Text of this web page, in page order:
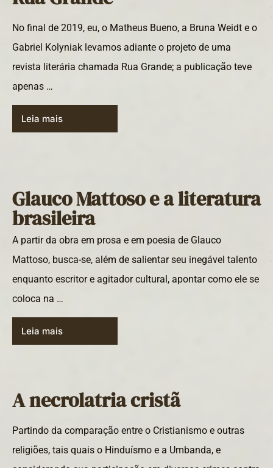
No final de 2019, eu, o Matheus Bueno, a Bruna Weidt e o
Gabriel Kolyniak levamos adiante o projeto de uma
revista literária chamada Rua Grande; a publicação teve
apenas …
Leia mais
Glauco Mattoso e a literatura
brasileira
A partir da obra em prosa e em poesia de Glauco
Mattoso, busca-se, além de salientar seu inegável talento
enquanto escritor e agitador cultural, apontar como ele se
coloca na …
Leia mais
A necrolatria cristã
Partindo da comparação entre o Cristianismo e outras
religiões, tais quais o Hinduísmo e a Umbanda, e